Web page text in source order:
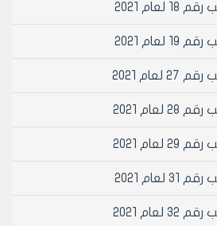
تقديم وتركيب رديف جديد بازلتي
15 % نفقات إدارية.
2021
2021
2021
2021
2021
2021
2021